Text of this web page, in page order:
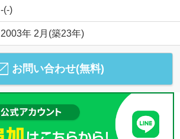
-(-)
2003年 2月(築23年)
お問い合わせ(無料)